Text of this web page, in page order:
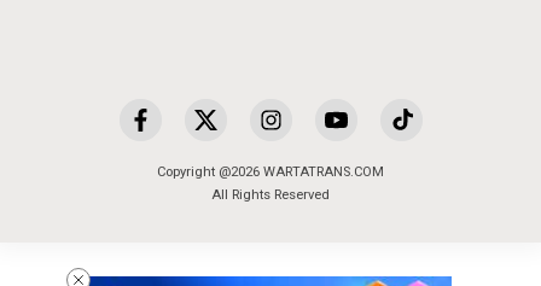
Copyright @2026 WARTATRANS.COM
All Rights Reserved